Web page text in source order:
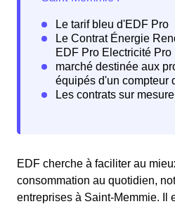
EDF cherche à faciliter au
consommation au quotidien,
entreprises à Saint-Memmie. Il